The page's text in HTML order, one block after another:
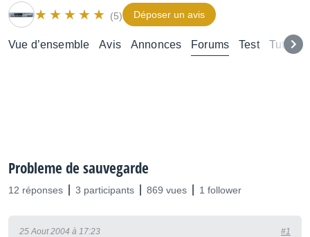
(5) Déposer un avis
Vue d’ensemble Avis Annonces Forums Test
Probleme de sauvegarde
12 réponses 3 participants 869 vues 1 follower
25 Aout 2004 à 17:23 #1